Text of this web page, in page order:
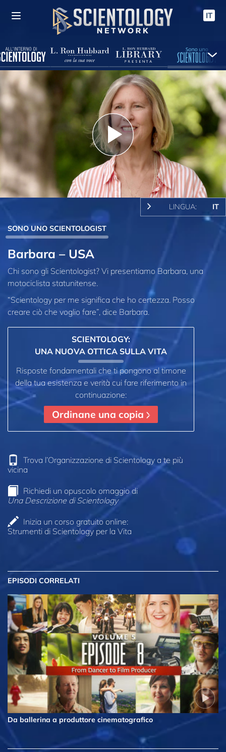
IT
Play
Video
LINGUA: IT
SONO UNO SCIENTOLOGIST
Barbara – USA
Chi sono gli Scientologist? Vi presentiamo Barbara, una
motociclista statunitense.
“Scientology per me significa che ho certezza. Posso
creare ciò che voglio fare”, dice Barbara.
SCIENTOLOGY:
UNA NUOVA OTTICA SULLA VITA
Risposte fondamentali che ti pongono al timone
della tua esistenza e verità cui fare riferimento in
continuazione:
Ordinane una copia
Trova l’Organizzazione di Scientology a te più
vicina
Richiedi un opuscolo omaggio di
Una Descrizione di Scientology
Inizia un corso gratuito online:
Strumenti di Scientology per la Vita
EPISODI CORRELATI
Da ballerina a produttore cinematografico